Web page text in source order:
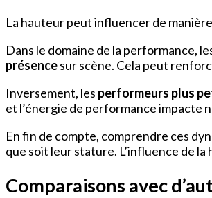
La hauteur peut influencer de
Dans le domaine de la performance,
présencesur scène. Cela peut
Inversement, les performeurs plus
et l’énergie de performance impacte
En fin de compte, comprendre ces
que soit leur stature. L’influence de
Comparaisons avec